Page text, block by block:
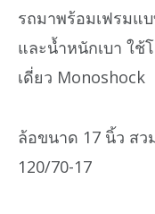
รถมาพร้อมเฟรมแ
และน้ำหนักเบา ใช้
เดี่ยว Monoshock
ล้อขนาด 17 นิ้ว สว
120/70-17